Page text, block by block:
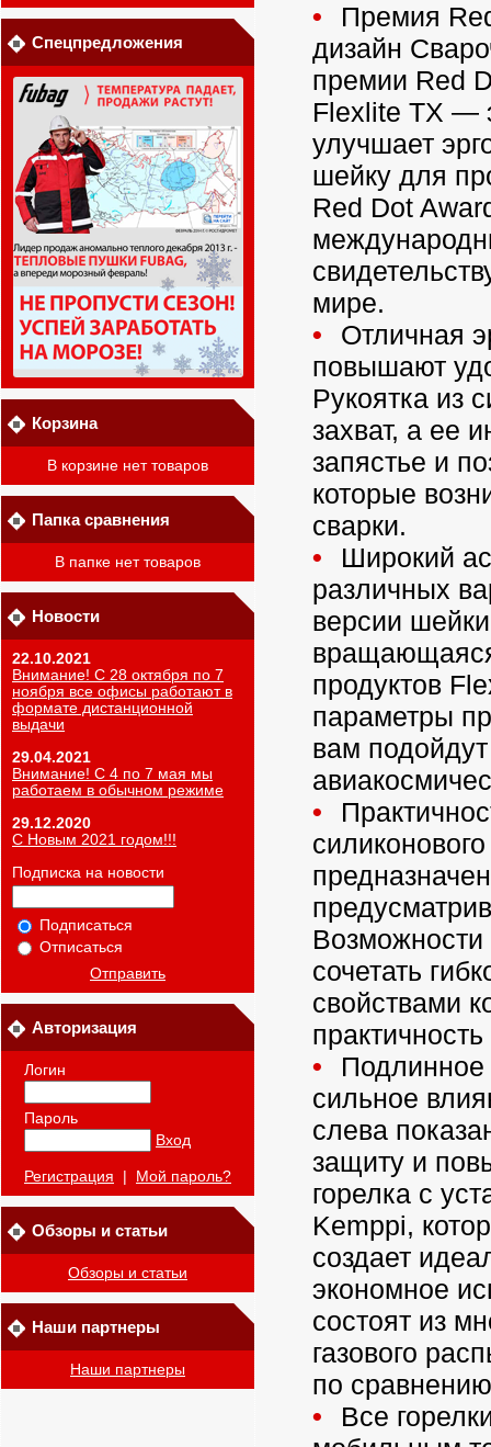
Спецпредложения
Корзина
В корзине нет товаров
Папка сравнения
В папке нет товаров
Новости
22.10.2021
Внимание! С 28 октября по 7
ноября все офисы работают в
формате дистанционной
выдачи
29.04.2021
Внимание! С 4 по 7 мая мы
работаем в обычном режиме
29.12.2020
С Новым 2021 годом!!!
Подписка на новости
Подписаться
Отписаться
Отправить
Авторизация
Логин
Пароль
Вход
Регистрация Мой пароль?
Обзоры и статьи
Обзоры и статьи
Наши партнеры
Наши партнеры
Премия
дизайн
премии Red
Flexlite TX —
улучшает
шейку для
Red Dot
мире.
Отличная
повышают
Рукоятка из
захват, а ее
запястье и
которые
сварки.
Широкий
различных
версии
продуктов
параметры
вам
сочетать
свойствами
Подлинное
сильное
слева
защиту и
горелка с
Kemppi,
создает
экономное
состоят из
газового
по
Все